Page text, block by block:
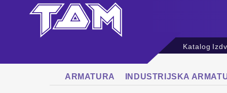
Katalog
ARMATURA INDUSTRIJSKA